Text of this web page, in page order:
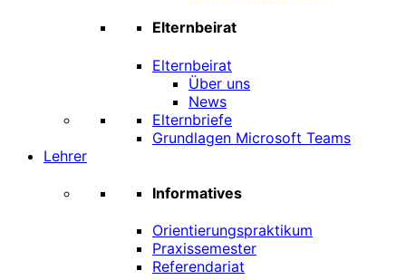
Elternbeirat
Elternbeirat
Über uns
News
Elternbriefe
Grundlagen Microsoft Teams
Lehrer
Informatives
Orientierungspraktikum
Praxissemester
Referendariat